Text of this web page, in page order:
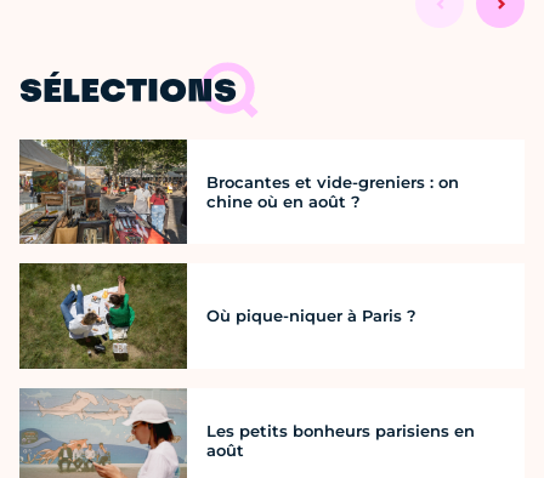
SÉLECTIONS
Brocantes et vide-greniers : on
chine où en août ?
Où pique-niquer à Paris ?
Les petits bonheurs parisiens en
août